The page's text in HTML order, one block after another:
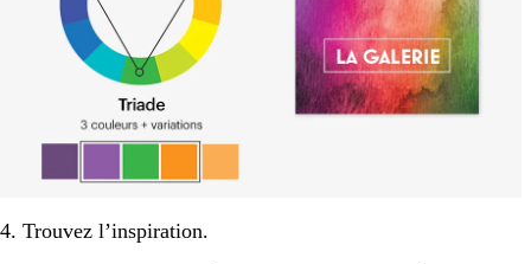
4. Trouvez l’inspiration.